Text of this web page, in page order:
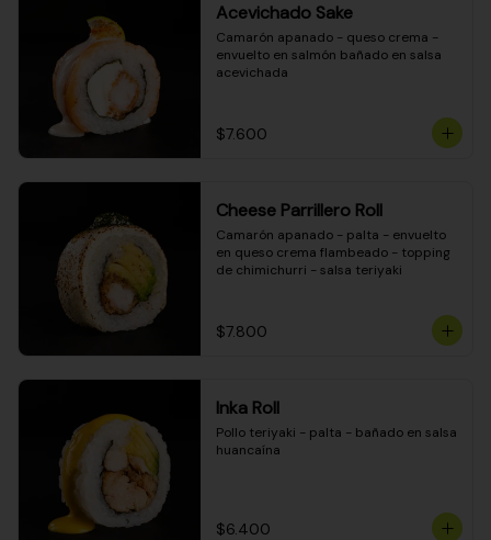
Acevichado Sake
Camarón apanado - queso crema -
envuelto en salmón bañado en salsa
acevichada
$7.600
Cheese Parrillero Roll
Camarón apanado - palta - envuelto
en queso crema flambeado - topping
de chimichurri - salsa teriyaki
$7.800
Inka Roll
Pollo teriyaki - palta - bañado en salsa
huancaína
$6.400